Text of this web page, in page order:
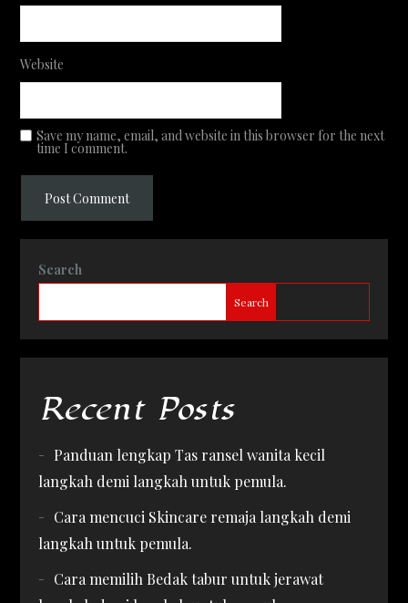
Website
Save my name, email, and website in this browser for the next
time I comment.
Search
Search
Recent Posts
Panduan lengkap Tas ransel wanita kecil
langkah demi langkah untuk pemula.
Cara mencuci Skincare remaja langkah demi
langkah untuk pemula.
Cara memilih Bedak tabur untuk jerawat